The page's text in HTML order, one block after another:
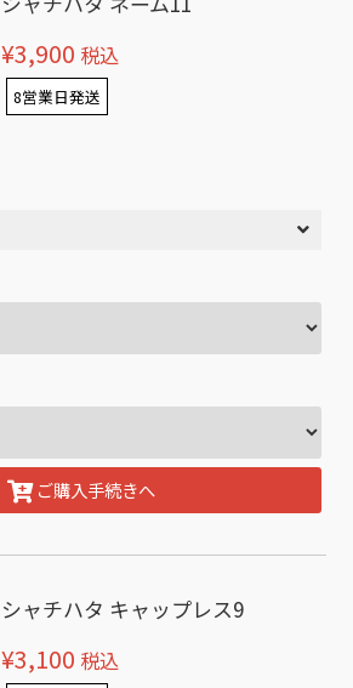
¥3,900 税込
8営業日発送
ご購入手続きへ
シャチハタ キャップレス9
¥3,100 税込